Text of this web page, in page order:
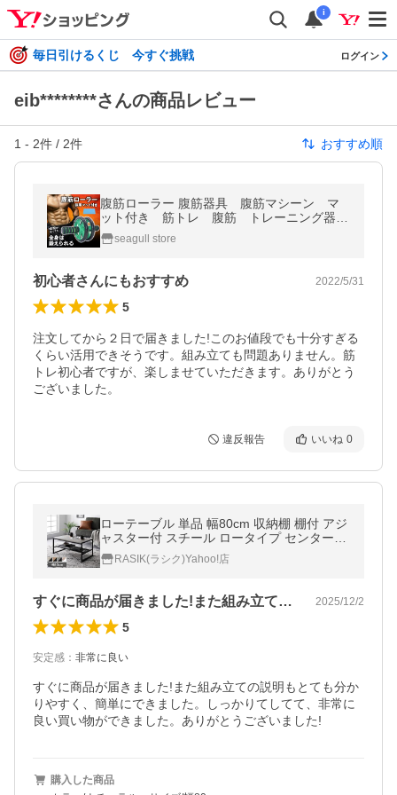
i
毎日引けるくじ 今すぐ挑戦 ログイン
eib********さんの商品レビュー
1 - 2件 / 2件 おすすめ順
腹筋ローラー 腹筋器具 腹筋マシーン マ
ット付き 筋トレ 腹筋 トレーニング器
具 フィットネス 体感トレーニング
seagull store
初心者さんにもおすすめ 2022/5/31
5
注文してから２日で届きました!このお値段でも十分すぎる
くらい活用できそうです。組み立ても問題ありません。筋
トレ初心者ですが、楽しませていただきます。ありがとう
ございました。
違反報告 いいね 0
ローテーブル 単品 幅80cm 収納棚 棚付 アジ
ャスター付 スチール ロータイプ センターテ
ーブル リビングテーブル Rectico レクティ
コ 送料無料
RASIK(ラシク)Yahoo!店
すぐに商品が届きました!また組み立ての… 2025/12/2
5
安定感 ： 非常に良い
すぐに商品が届きました!また組み立ての説明もとても分か
りやすく、簡単にできました。しっかりてしてて、非常に
良い買い物ができました。ありがとうございました!
購入した商品